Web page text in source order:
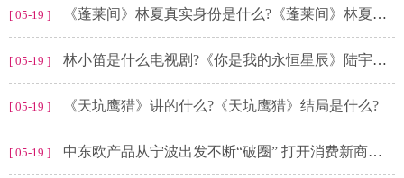
[ 05-19 ] 《蓬莱间》林夏真实身份是什么?《蓬莱间》林夏为什么要回蓬莱?
[ 05-19 ] 林小笛是什么电视剧?《你是我的永恒星辰》陆宇恒为什么怕黑?
[ 05-19 ] 《天坑鹰猎》讲的什么?《天坑鹰猎》结局是什么?
[ 05-19 ] 中东欧产品从宁波出发不断“破圈” 打开消费新商机 环球热门